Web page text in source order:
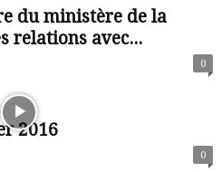
du ministère de la
relations avec...
0
2016
0